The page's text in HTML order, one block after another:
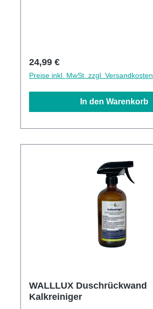
Abspülen mit klarem Wasser.
Regulärer Preis:
24,99 €
Preise inkl. MwSt. zzgl. Versandkosten
In den Warenkorb
WALLLUX Duschrückwand
Kalkreiniger